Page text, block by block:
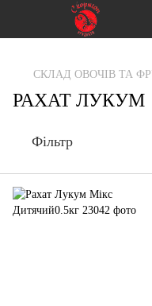
gtag('js', new Date());
СКЛАД ОВОЧІВ ТА
РАХАТ ЛУКУМ
Фільтр